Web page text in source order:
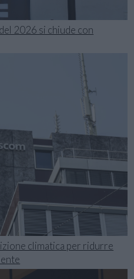
2026 si chiude con
climatica per ridurre